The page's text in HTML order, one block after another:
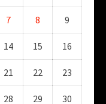
7 8 9
14 15 16
21 22 23
28 29 30